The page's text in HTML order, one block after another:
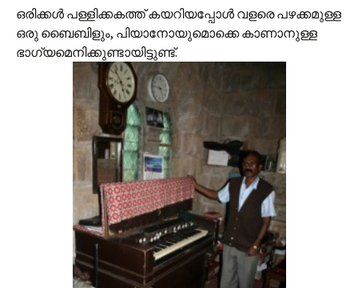
ഒരിക്കള്‍ പള്ളിക്കകത്ത് കയറിയപ്പോള്‍ വളരെ പഴക്കമുള്ള
ഒരു ബൈബിളും, പിയാനോയുമൊക്കെ കാണാനുള്ള
ഭാഗ്യമെനിക്കുണ്ടായിട്ടുണ്ട്.